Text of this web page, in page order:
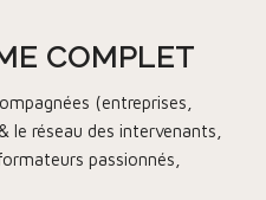
COMPLET
(entreprises,
réseau des intervenants,
passionnés,